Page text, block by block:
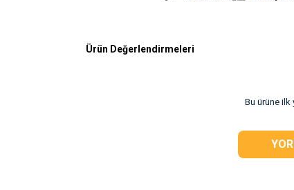
Ürün Değerlendirmeleri
Bu ürüne ilk